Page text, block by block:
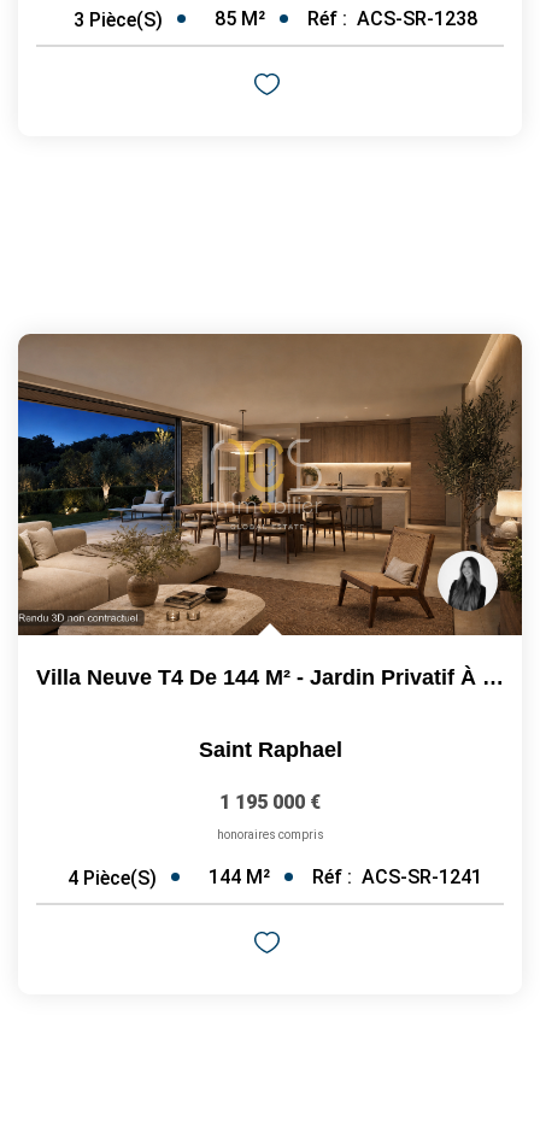
3 Pièce(s) 85 M² Réf : ACS-SR-1238
Villa Neuve T4 De 144 M² - Jardin Privatif À Saint-Raphaël...
Saint Raphael
1 195 000 €
honoraires compris
4 Pièce(s) 144 M² Réf : ACS-SR-1241